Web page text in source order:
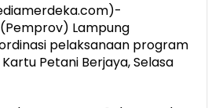
Lampung
pelaksanaan program
Petani Berjaya, Selasa